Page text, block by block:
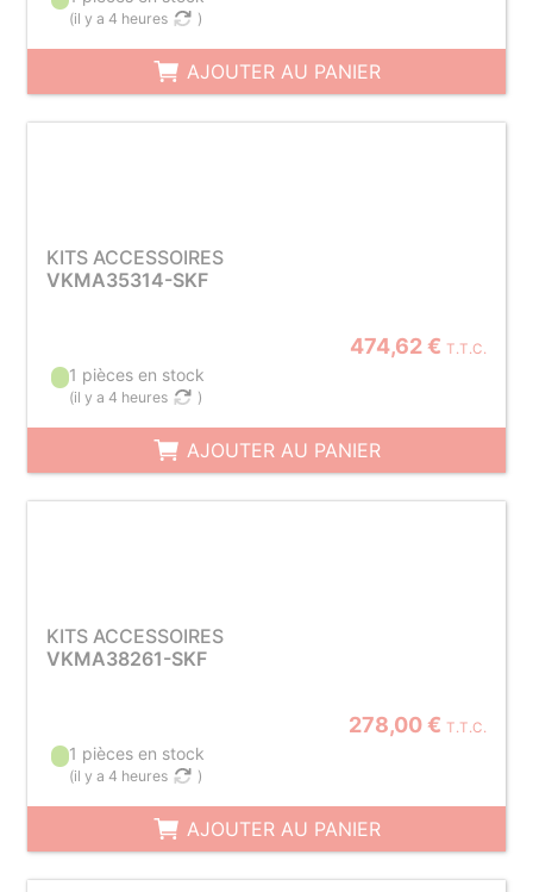
(il y a 4 heures )
AJOUTER AU PANIER
KITS ACCESSOIRES
VKMA35314-SKF
474,62 € T.T.C.
1 pièces en stock
(il y a 4 heures )
AJOUTER AU PANIER
KITS ACCESSOIRES
VKMA38261-SKF
278,00 € T.T.C.
1 pièces en stock
(il y a 4 heures )
AJOUTER AU PANIER